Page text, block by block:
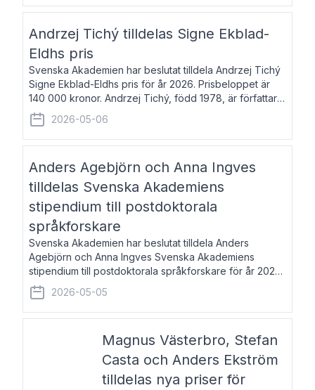
stol 18 och kommer att ta sitt inträde vid
Andrzej Tichý tilldelas Signe Ekblad-
Eldhs pris
Svenska Akademien har beslutat tilldela Andrzej Tichý
Signe Ekblad-Eldhs pris för år 2026. Prisbeloppet är
140 000 kronor. Andrzej Tichý, född 1978, är författare
och kulturskribent. Han debuterade 2005 med den
lovordade romanen Sex liter l
2026-05-06
Anders Agebjörn och Anna Ingves
tilldelas Svenska Akademiens
stipendium till postdoktorala
språkforskare
Svenska Akademien har beslutat tilldela Anders
Agebjörn och Anna Ingves Svenska Akademiens
stipendium till postdoktorala språkforskare för år 2026.
Stipendiebeloppet är 75 000 kronor per mottagare.
Anders Agebjörn, född 1984, är universitet
2026-05-05
Magnus Västerbro, Stefan
Casta och Anders Ekström
tilldelas nya priser för